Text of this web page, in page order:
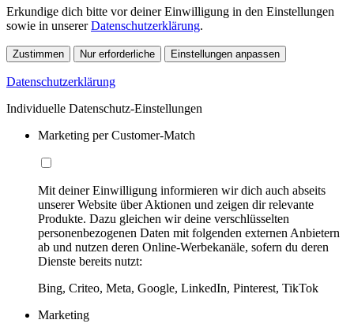
Erkundige dich bitte vor deiner Einwilligung in den Einstellungen
sowie in unsererDatenschutzerklärung.
Zustimmen Nur erforderliche Einstellungen anpassen
Datenschutzerklärung
Individuelle Datenschutz-Einstellungen
Marketing per Customer-Match
Mit deiner Einwilligung informieren wir dich auch abseits
unserer Website über Aktionen und zeigen dir relevante
Produkte. Dazu gleichen wir deine verschlüsselten
personenbezogenen Daten mit folgenden externen Anbietern
ab und nutzen deren Online-Werbekanäle, sofern du deren
Dienste bereits nutzt:
Bing, Criteo, Meta, Google, LinkedIn, Pinterest, TikTok
Marketing